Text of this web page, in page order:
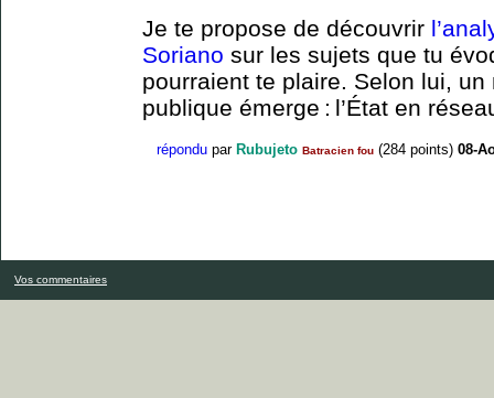
Je te propose de découvrir
Soriano sur les sujets que tu
pourraient te plaire. Selon lui, un
publique émerge : l’État en
répondu par Rubujeto Batracien fou (284 points) 08-
Vos commentaires